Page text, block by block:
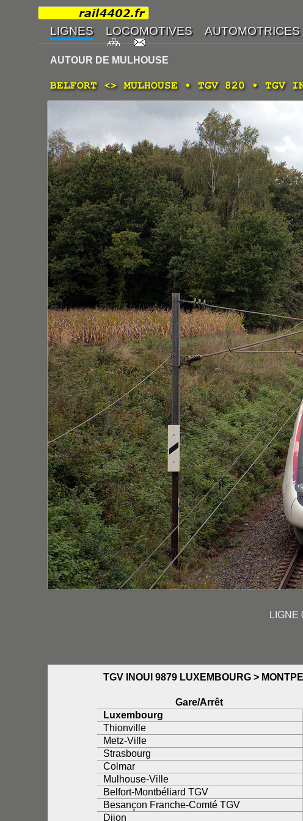
AUTOUR DE MULHOUSE
BELFORT <> MULHOUSE • TGV 820 • TGV
LIGNE
TGV INOUI 9879 LUXEMBOURG >
Gare/Arrêt
Luxembourg
Thionville
Metz-Ville
Strasbourg
Colmar
Mulhouse-Ville
Belfort-Montbéliard TGV
Besançon Franche-Comté TGV
Dijon